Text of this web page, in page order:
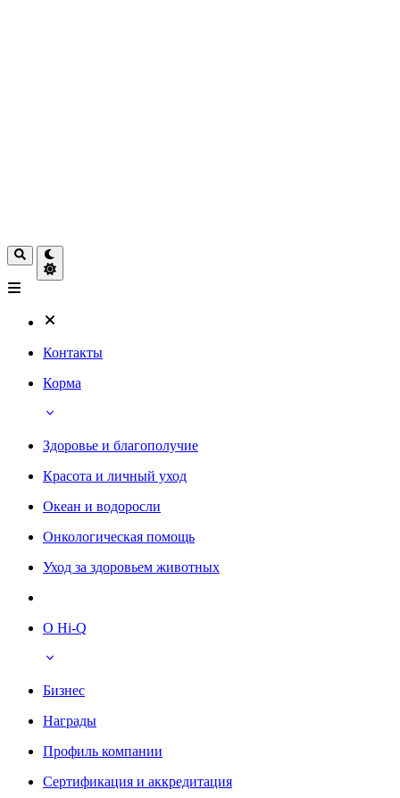
Контакты
Корма
Здоровье и благополучие
Красота и личный уход
Океан и водоросли
Онкологическая помощь
Уход за здоровьем животных
О Hi-Q
Бизнес
Награды
Профиль компании
Сертификация и аккредитация